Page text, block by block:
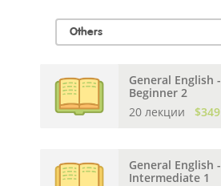
General English -
Beginner 2
20 лекции
$349
General English -
Intermediate 1